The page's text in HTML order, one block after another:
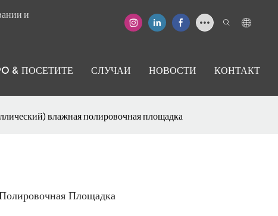
и
& ПОСЕТИТЕ СЛУЧАИ НОВОСТИ КОНТАКТ
влажная полировочная площадка
Площадка